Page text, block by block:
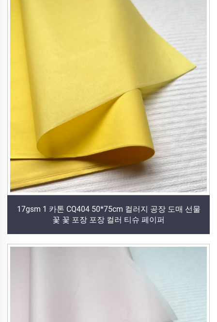
17gsm 1 카톤 CQ404 50*75cm 컬러지 공장 도매 선물
꽃 꽃 포장 포장 컬러 티슈 페이퍼